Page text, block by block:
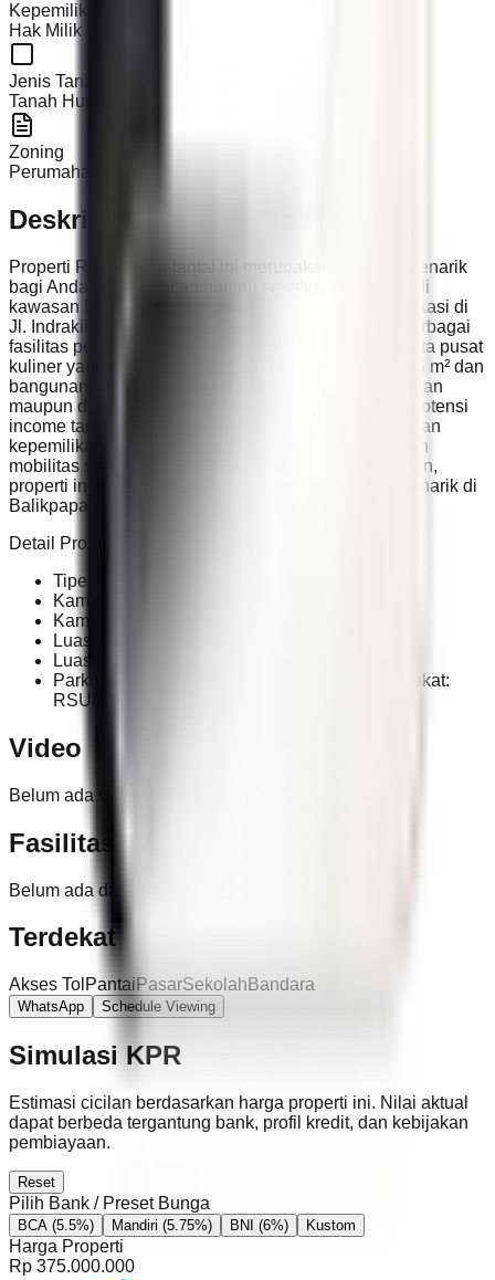
Kepemilikan
Hak Milik
Jenis Tanah
Tanah Hunian
Zoning
Perumahan
Deskripsi
Properti RuKost dua lantai ini merupakan peluang menarik
bagi Anda yang mencari hunian sekaligus investasi di
kawasan Balikpapan Utara yang berkembang. Berlokasi di
Jl. Indrakila, Batu Ampar, properti ini berada dekat berbagai
fasilitas penting seperti RSUD, sekolah, terminal, serta pusat
kuliner yang ramai aktivitas. Dengan ukuran lahan 26 m² dan
bangunan 42 m², rumah kost ini cocok untuk disewakan
maupun digunakan sebagai tempat tinggal dengan potensi
income tambahan. Status SHM memberikan keamanan
kepemilikan, sementara lokasi strategis memudahkan
mobilitas sehari-hari. Dengan harga sekitar 300 jutaan,
properti ini menjadi pilihan investasi yang sangat menarik di
Balikpapan.
Detail Properti :
Tipe Properti: Rumah Kost Lantai: 2
Kamar Tidur: 2
Kamar Mandi: 2
Luas Tanah: 26 m²
Luas Bangunan: 42 m²
Parkir: Motor & Mobil Sertifikat: SHM Lokasi Dekat:
RSUD, Sekolah, Terminal, Pusat Kuliner
Video
Belum ada video untuk properti ini.
Fasilitas
Belum ada data fasilitas.
Terdekat
Akses Tol PantaiPasarSekolah Bandara
WhatsApp Schedule Viewing
Simulasi KPR
Estimasi cicilan berdasarkan harga properti ini. Nilai aktual
dapat berbeda tergantung bank, profil kredit, dan kebijakan
pembiayaan.
Reset
Pilih Bank / Preset Bunga
BCA (5.5%) Mandiri (5.75%) BNI (6%) Kustom
Harga Properti
Rp 375.000.000